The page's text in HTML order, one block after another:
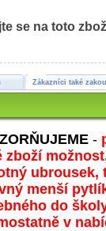
se na toto
Zákazníci také
-
zboží
ubrousek,
menší
do
v